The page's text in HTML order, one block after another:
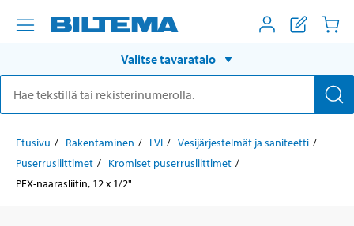
Valitse tavaratalo
Etusivu Rakentaminen LVI
Vesijärjestelmät ja saniteetti
Puserrusliittimet
Kromiset puserrusliittimet
PEX-naarasliitin, 12 x 1/2"